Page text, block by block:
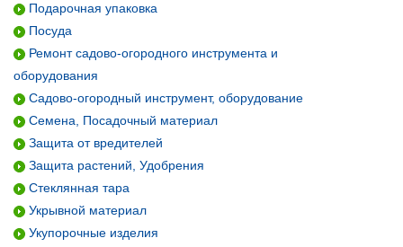
Подарочная упаковка
Посуда
Ремонт садово-огородного инструмента и
оборудования
Садово-огородный инструмент, оборудование
Семена, Посадочный материал
Защита от вредителей
Защита растений, Удобрения
Стеклянная тара
Укрывной материал
Укупорочные изделия